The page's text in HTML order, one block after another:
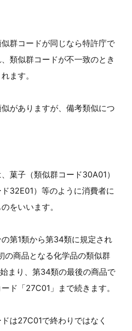
群コードが同じなら特許庁で
類似群コードが不一致のとき
ます。
がありますが、備考類似につ
菓子（類似群コード30A01）
32E01）等のように消費者に
をいいます。
第1類から第34類に規定され
の商品となる化学品の類似群
まり、第34類の最後の商品で
ド「27C01」まで続きます。
は27C01で終わりではなく